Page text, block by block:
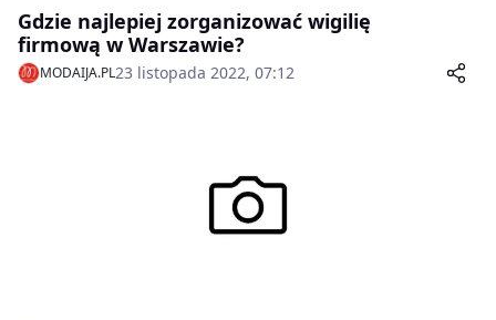
Gdzie najlepiej zorganizować wigilię
firmową w Warszawie?
MODAIJA.PL23 listopada 2022, 07:12